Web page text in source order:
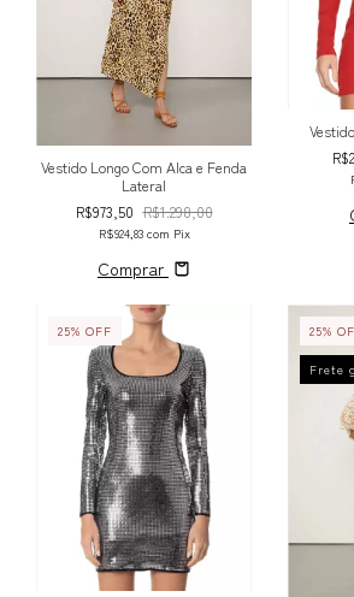
Vestido Longo Com Alca e Fenda
Lateral
R$973,50 R$1.298,00
R$924,83 com Pix
Comprar
25% OFF 25%
Frete